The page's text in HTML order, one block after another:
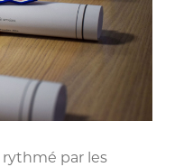
rythmé par les